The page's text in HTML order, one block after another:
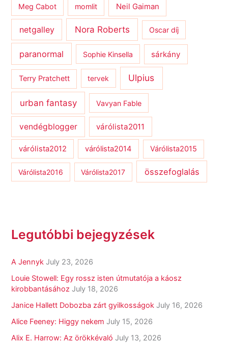
Meg Cabot momlit Neil Gaiman
netgalley Nora Roberts Oscar díj
paranormal Sophie Kinsella sárkány
Terry Pratchett tervek Ulpius
urban fantasy Vavyan Fable
vendégblogger várólista2011
várólista2012 várólista2014 Várólista2015
Várólista2016 Várólista2017 összefoglalás
Legutóbbi bejegyzések
A Jennyk July 23, 2026
Louie Stowell: Egy ​rossz isten útmutatója a káosz
kirobbantásához July 18, 2026
Janice Hallett Dobozba zárt gyilkosságok July 16, 2026
Alice Feeney: Higgy nekem July 15, 2026
Alix E. Harrow: Az örökkévaló July 13, 2026